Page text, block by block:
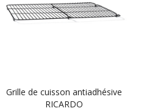
Grille de cuisson antiadhésive
RICARDO